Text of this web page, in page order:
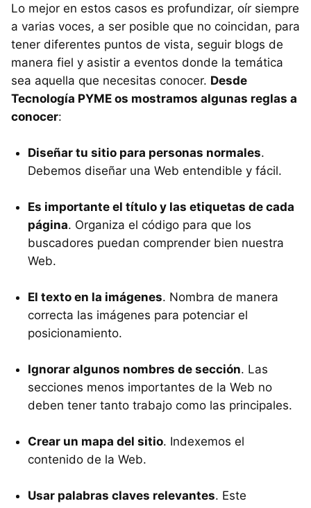
Lo mejor en estos casos es profundizar, oír siempre
a varias voces, a ser posible que no coincidan, para
tener diferentes puntos de vista, seguir blogs de
manera fiel y asistir a eventos donde la temática
sea aquella que necesitas conocer. Desde
Tecnología PYME os mostramos algunas reglas a
conocer:
Diseñar tu sitio para personas normales.
Debemos diseñar una Web entendible y fácil.
Es importante el título y las etiquetas de cada
página. Organiza el código para que los
buscadores puedan comprender bien nuestra
Web.
El texto en la imágenes. Nombra de manera
correcta las imágenes para potenciar el
posicionamiento.
Ignorar algunos nombres de sección. Las
secciones menos importantes de la Web no
deben tener tanto trabajo como las principales.
Crear un mapa del sitio. Indexemos el
contenido de la Web.
Usar palabras claves relevantes. Este